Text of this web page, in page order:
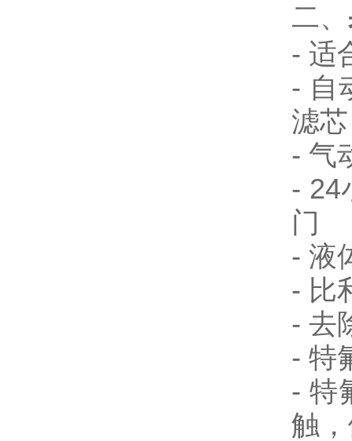
二、
- 适
- 自
滤
- 气
- 24
门
- 液
- 比
- 去
- 特
- 特
触